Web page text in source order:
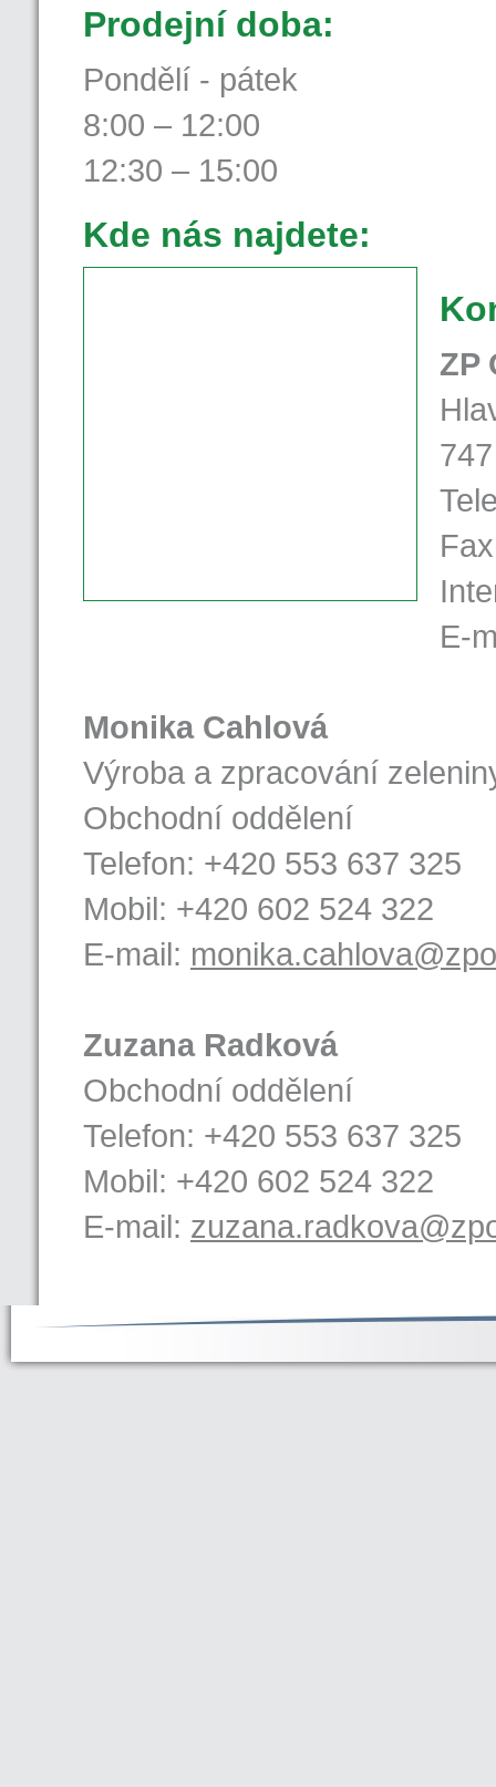
Prodejní doba:
Pondělí - pátek
8:00 – 12:00
12:30 – 15:00
Kde nás najdete:
ZP
E-
Monika Cahlová
Výroba a zpracování
Obchodní oddělení
Telefon: +420 553 637 325
Mobil: +420 602 524 322
E-mail:
Zuzana Radková
Obchodní oddělení
Telefon: +420 553 637 325
Mobil: +420 602 524 322
E-mail: